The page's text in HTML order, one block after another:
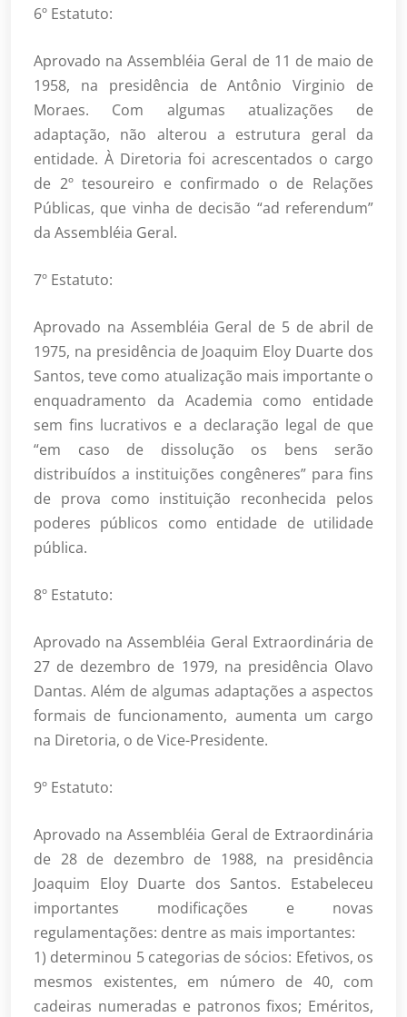
6º Estatuto:
Aprovado na Assembléia Geral de 11 de maio de
1958, na presidência de Antônio Virginio de
Moraes. Com algumas atualizações de
adaptação, não alterou a estrutura geral da
entidade. À Diretoria foi acrescentados o cargo
de 2º tesoureiro e confirmado o de Relações
Públicas, que vinha de decisão “ad referendum”
da Assembléia Geral.
7º Estatuto:
Aprovado na Assembléia Geral de 5 de abril de
1975, na presidência de Joaquim Eloy Duarte dos
Santos, teve como atualização mais importante o
enquadramento da Academia como entidade
sem fins lucrativos e a declaração legal de que
“em caso de dissolução os bens serão
distribuídos a instituições congêneres” para fins
de prova como instituição reconhecida pelos
poderes públicos como entidade de utilidade
pública.
8º Estatuto:
Aprovado na Assembléia Geral Extraordinária de
27 de dezembro de 1979, na presidência Olavo
Dantas. Além de algumas adaptações a aspectos
formais de funcionamento, aumenta um cargo
na Diretoria, o de Vice-Presidente.
9º Estatuto:
Aprovado na Assembléia Geral de Extraordinária
de 28 de dezembro de 1988, na presidência
Joaquim Eloy Duarte dos Santos. Estabeleceu
importantes modificações e novas
regulamentações: dentre as mais importantes:
1) determinou 5 categorias de sócios: Efetivos, os
mesmos existentes, em número de 40, com
cadeiras numeradas e patronos fixos; Eméritos,